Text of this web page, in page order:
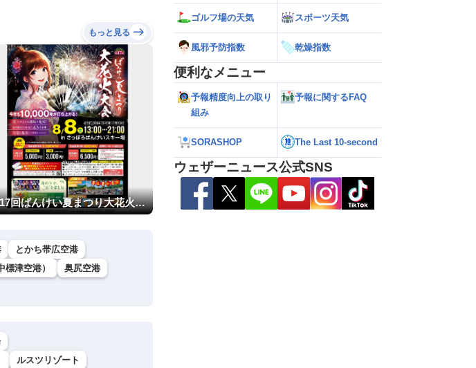
もっと見る
第17回ばんけい夏まつり大花火大会
とかち帯広空港
津空港）
奥尻空港
ルスツリゾート
ゴルフ場の天気 スポーツ天気
風邪予防指数 乾燥指数
便利なメニュー
予報精度向上の取り
組み
予報に関するFAQ
SORASHOP The Last 10-second
ウェザーニュース公式SNS